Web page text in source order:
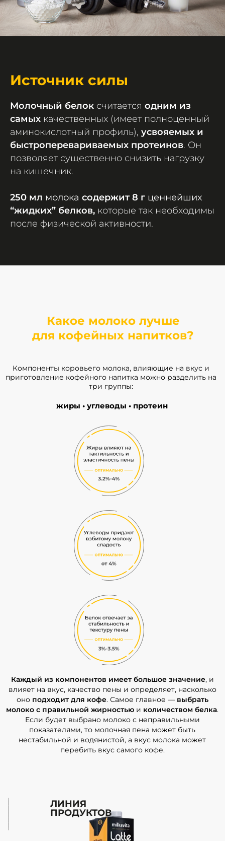
Источник силы
Молочный белок считается одним из
самых качественных (имеет полноценный
аминокислотный профиль), усвояемых и
быстроперевариваемых протеинов. Он
позволяет существенно снизить нагрузку
на кишечник.
250 мл молока содержит 8 г ценнейших
“жидких” белков, которые так необходимы
после физической активности.
Какое молоко лучше
для кофейных напитков?
жиры • углеводы • протеин
Каждый из компонентов имеет большое значение, и
влияет на вкус, качество пены и определяет, насколько
оно подходит для кофе. Самое главное — выбрать
молоко с правильной жирностью и количеством белка.
Если будет выбрано молоко с неправильными
показателями, то молочная пена может быть
нестабильной и водянистой, а вкус молока может
перебить вкус самого кофе.
Компоненты коровьего молока, влияющие на вкус и
приготовление кофейного напитка можно разделить на
три группы:
ЛИНИЯ
ПРОДУКТОВ